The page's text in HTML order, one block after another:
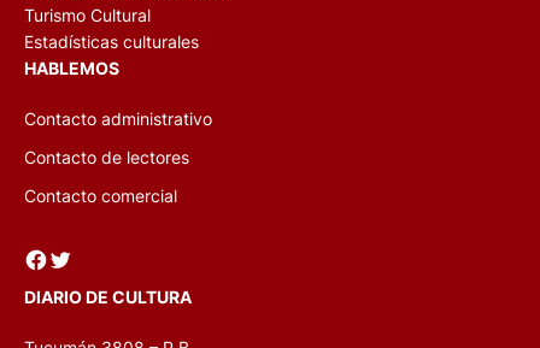
Turismo Cultural
Estadísticas culturales
HABLEMOS
Contacto administrativo
Contacto de lectores
Contacto comercial
Facebook Twitter
DIARIO DE CULTURA